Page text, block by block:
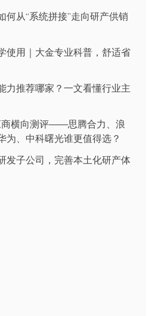
何从“系统拼接”走向研产供销
使用｜大金专业科普，舒适省
力推荐哪家？一文看懂行业主
商横向测评——思腾合力、浪
为、中科曙光谁更值得选？
发子公司，完善本土化研产体